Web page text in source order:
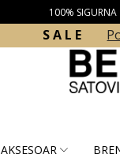
100%
S A L E
AKSESOAR